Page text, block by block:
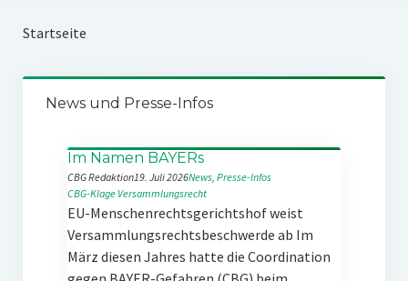
Startseite
News und Presse-Infos
Im Namen BAYERs
CBG Redaktion19. Juli 2026News, Presse-Infos
CBG-Klage Versammlungsrecht
EU-Menschenrechtsgerichtshof weist
Versammlungsrechtsbeschwerde ab Im
März diesen Jahres hatte die Coordination